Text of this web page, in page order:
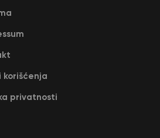
korišćenja
privatnosti